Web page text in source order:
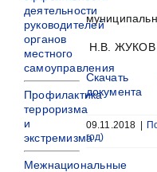
Н.В. ЖУКОВ
Скачать
документа
09.11.2018
год)
деятельности
руководителей
органов
местного
самоуправления
Профилактика
терроризма
и
экстремизма
Межнациональные